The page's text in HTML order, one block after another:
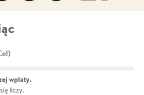
wpłaty.
liczy.